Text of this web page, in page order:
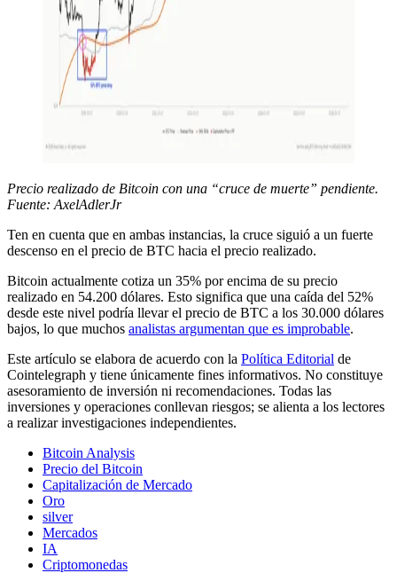
Precio realizado de Bitcoin con una “cruce de muerte” pendiente.
Fuente: AxelAdlerJr
Ten en cuenta que en ambas instancias, la cruce siguió a un fuerte
descenso en el precio de BTC hacia el precio realizado.
Bitcoin actualmente cotiza un 35% por encima de su precio
realizado en 54.200 dólares. Esto significa que una caída del 52%
desde este nivel podría llevar el precio de BTC a los 30.000 dólares
bajos, lo que muchos analistas argumentan que es improbable.
Este artículo se elabora de acuerdo con la Política Editorial de
Cointelegraph y tiene únicamente fines informativos. No constituye
asesoramiento de inversión ni recomendaciones. Todas las
inversiones y operaciones conllevan riesgos; se alienta a los lectores
a realizar investigaciones independientes.
Bitcoin Analysis
Precio del Bitcoin
Capitalización de Mercado
Oro
silver
Mercados
IA
Criptomonedas